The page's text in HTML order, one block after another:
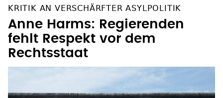
KRITIK AN VERSCHÄRFTER ASYLPOLITIK
Anne Harms: Regierenden
fehlt Respekt vor dem
Rechtsstaat